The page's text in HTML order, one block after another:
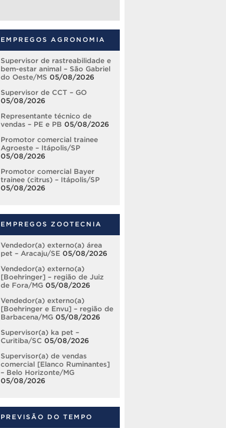
EMPREGOS AGRONOMIA
Supervisor de rastreabilidade e
bem-estar animal – São Gabriel
do Oeste/MS 05/08/2026
Supervisor de CCT – GO
05/08/2026
Representante técnico de
vendas – PE e PB 05/08/2026
Promotor comercial trainee
Agroeste – Itápolis/SP
05/08/2026
Promotor comercial Bayer
trainee (citrus) – Itápolis/SP
05/08/2026
EMPREGOS ZOOTECNIA
Vendedor(a) externo(a) área
pet – Aracaju/SE 05/08/2026
Vendedor(a) externo(a)
[Boehringer] – região de Juiz
de Fora/MG 05/08/2026
Vendedor(a) externo(a)
[Boehringer e Envu] – região de
Barbacena/MG 05/08/2026
Supervisor(a) ka pet –
Curitiba/SC 05/08/2026
Supervisor(a) de vendas
comercial [Elanco Ruminantes]
– Belo Horizonte/MG
05/08/2026
PREVISÃO DO TEMPO